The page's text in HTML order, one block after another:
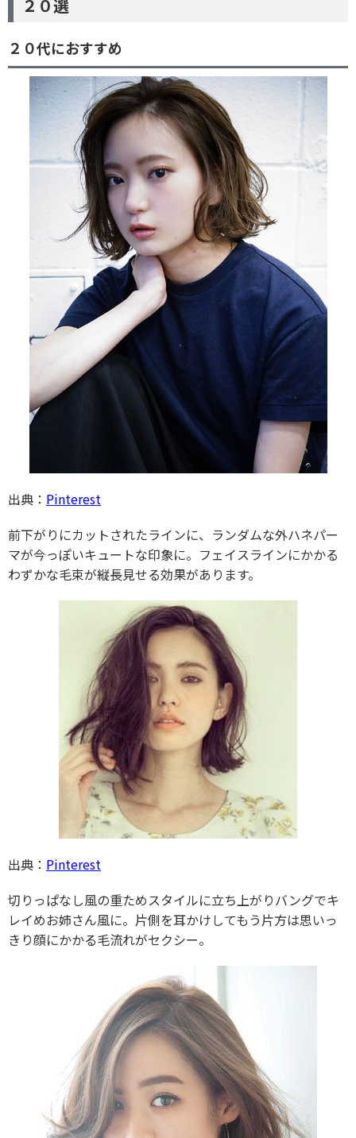
２０選
２０代におすすめ
出典： Pinterest
前下がりにカットされたラインに、ランダムな外ハネパー
マが今っぽいキュートな印象に。フェイスラインにかかる
わずかな毛束が縦長見せる効果があります。
出典： Pinterest
切りっぱなし風の重ためスタイルに立ち上がりバングでキ
レイめお姉さん風に。片側を耳かけしてもう片方は思いっ
きり顔にかかる毛流れがセクシー。